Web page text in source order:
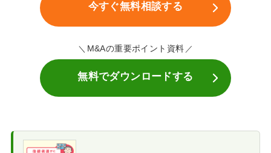
今すぐ無料相談する
M&Aの重要ポイント資料
無料でダウンロードする